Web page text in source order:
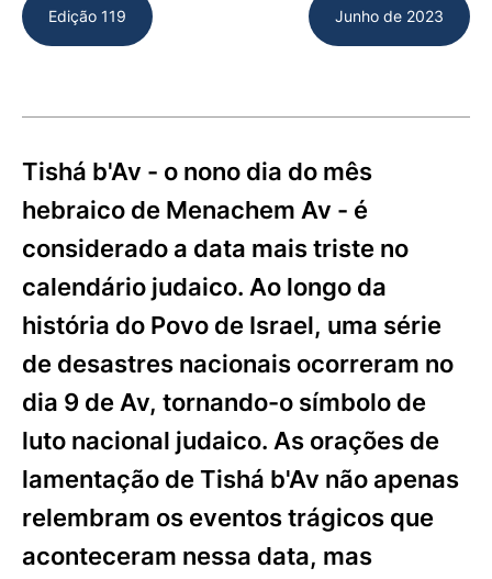
Edição 119 Junho de 2023
Tishá b'Av - o nono dia do mês
hebraico de Menachem Av - é
considerado a data mais triste no
calendário judaico. Ao longo da
história do Povo de Israel, uma série
de desastres nacionais ocorreram no
dia 9 de Av, tornando-o símbolo de
luto nacional judaico. As orações de
lamentação de Tishá b'Av não apenas
relembram os eventos trágicos que
aconteceram nessa data, mas